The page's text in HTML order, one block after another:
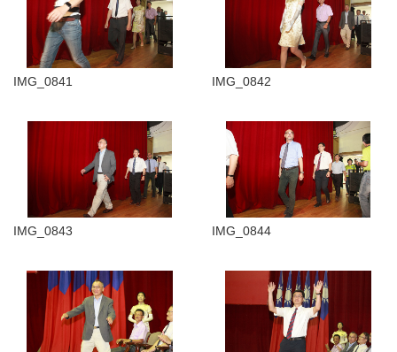
IMG_0841 IMG_0842
IMG_0843 IMG_0844